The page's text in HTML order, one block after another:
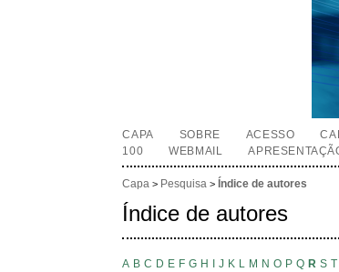
CAPA SOBRE ACESSO
100
WEBMAIL
Capa > Pesquisa > Índice de autores
Índice de autores
A B C D E F G H J K L M N O P Q R S T